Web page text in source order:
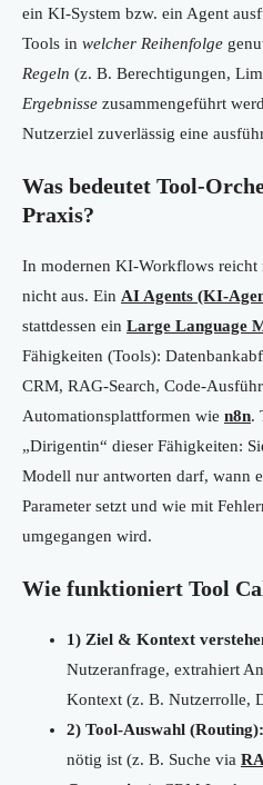
ein KI-System bzw. ein Agent
Tools in welcher Reihenfolge
Regeln (z. B. Berechtigungen,
Ergebnisse zusammengeführt
Nutzerziel zuverlässig eine
Was bedeutet Tool-
Praxis?
In modernen KI-Workflows reicht
nicht aus. Ein AI Agents (KI-
stattdessen ein Large Language
Fähigkeiten (Tools):
CRM, RAG-Search, Code-
Automationsplattformen wie n8n.
„Dirigentin“ dieser Fähigkeiten:
Modell nur antworten darf, wann
Parameter setzt und wie mit
umgegangen wird.
Wie funktioniert Tool
1) Ziel & Kontext
Nutzeranfrage, extrahiert
Kontext (z. B. Nutzerrolle,
2) Tool-Auswahl (Routing):
nötig ist (z. B. Suche via